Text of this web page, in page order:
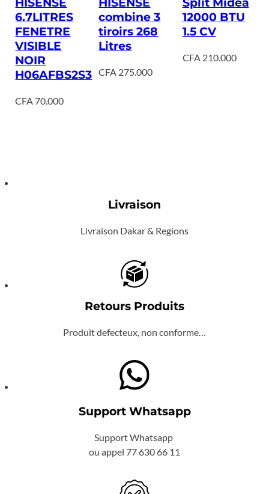
HISENSE
6.7LITRES
FENETRE
VISIBLE
NOIR
H06AFBS2S3
CFA 70.000
HISENSE
combine 3
tiroirs 268
Litres
CFA 275.000
Split Midea
12000 BTU
1.5 CV
CFA210.000
Livraison
Livraison Dakar & Regions
Retours Produits
Produit defecteux, non conforme…
Support Whatsapp
Support Whatsapp
ou appel 77 630 66 11